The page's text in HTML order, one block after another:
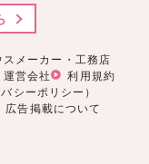
メーカー・工務店
運営会社
利用規約
シーポリシー）
広告掲載について